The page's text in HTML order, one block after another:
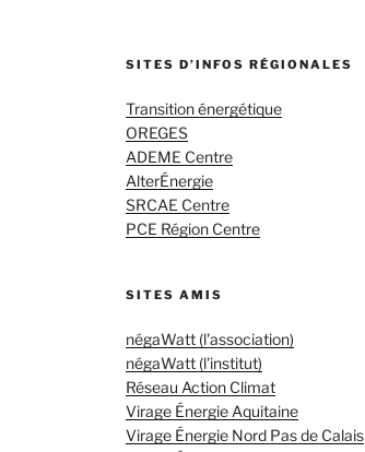
SITES D’INFOS RÉGIONALES
Transition énergétique
OREGES
ADEME Centre
AlterÉnergie
SRCAE Centre
PCE Région Centre
SITES AMIS
négaWatt (l'association)
négaWatt (l'institut)
Réseau Action Climat
Virage Énergie Aquitaine
Virage Énergie Nord Pas de Calais